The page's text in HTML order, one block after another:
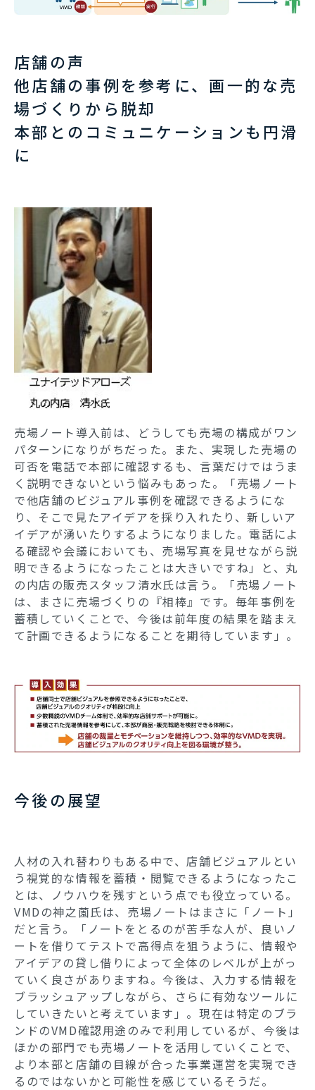
店舗の声
他店舗の事例を参考に、画一的な売
場づくりから脱却
本部とのコミュニケーションも円滑
に
売場ノート導入前は、どうしても売場の構成がワン
パターンになりがちだった。また、実現した売場の
可否を電話で本部に確認するも、言葉だけではうま
く説明できないという悩みもあった。「売場ノート
で他店舗のビジュアル事例を確認できるようにな
り、そこで見たアイデアを採り入れたり、新しいア
イデアが湧いたりするようになりました。電話によ
る確認や会議においても、売場写真を見せながら説
明できるようになったことは大きいですね」と、丸
の内店の販売スタッフ清水氏は言う。「売場ノート
は、まさに売場づくりの『相棒』です。毎年事例を
蓄積していくことで、今後は前年度の結果を踏まえ
て計画できるようになることを期待しています」。
今後の展望
人材の入れ替わりもある中で、店舗ビジュアルとい
う視覚的な情報を蓄積・閲覧できるようになったこ
とは、ノウハウを残すという点でも役立っている。
VMDの神之薗氏は、売場ノートはまさに「ノート」
だと言う。「ノートをとるのが苦手な人が、良いノ
ートを借りてテストで高得点を狙うように、情報や
アイデアの貸し借りによって全体のレベルが上がっ
ていく良さがありますね。今後は、入力する情報を
ブラッシュアップしながら、さらに有効なツールに
していきたいと考えています」。現在は特定のブラ
ンドのVMD確認用途のみで利用しているが、今後は
ほかの部門でも売場ノートを活用していくことで、
より本部と店舗の目線が合った事業運営を実現でき
るのではないかと可能性を感じているそうだ。